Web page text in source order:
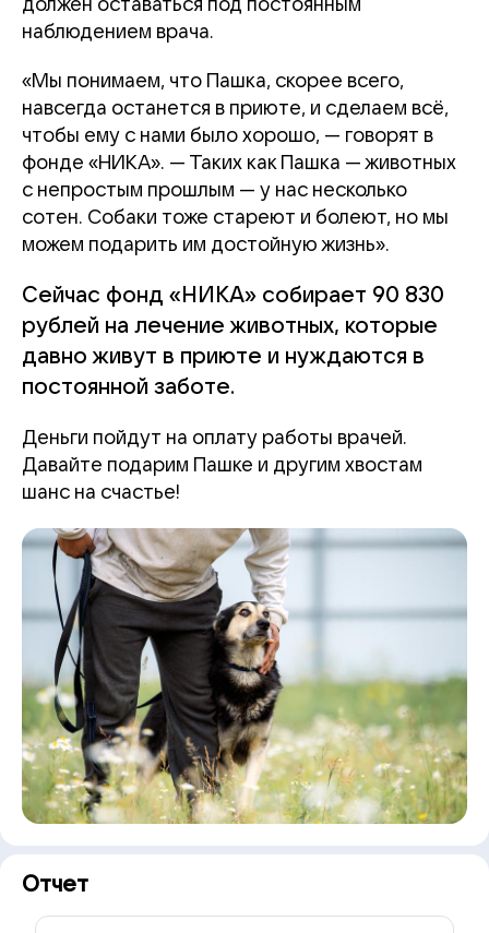
должен оставаться под постоянным
наблюдением врача.
«Мы понимаем, что Пашка, скорее всего,
навсегда останется в приюте, и сделаем всё,
чтобы ему с нами было хорошо, — говорят в
фонде «НИКА». — Таких как Пашка — животных
с непростым прошлым — у нас несколько
сотен. Собаки тоже стареют и болеют, но мы
можем подарить им достойную жизнь».
Сейчас фонд «НИКА» собирает 90 830
рублей на лечение животных, которые
давно живут в приюте и нуждаются в
постоянной заботе.
Деньги пойдут на оплату работы врачей.
Давайте подарим Пашке и другим хвостам
шанс на счастье!
Отчет